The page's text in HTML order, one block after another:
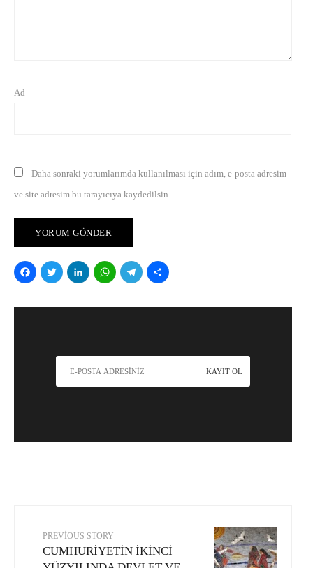
Ad
Daha sonraki yorumlarımda kullanılması için adım, e-posta adresim
ve site adresim bu tarayıcıya kaydedilsin.
Facebook
Twitter
LinkedIn
WhatsApp
Telegram
PREVIOUS STORY
CUMHURİYETİN İKİNCİ